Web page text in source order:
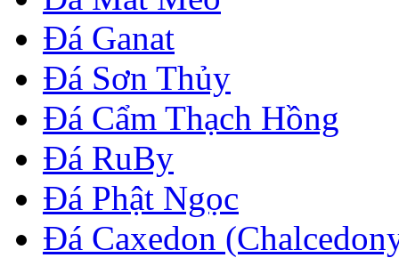
Đá Ganat
Đá Sơn Thủy
Đá Cẩm Thạch Hồng
Đá RuBy
Đá Phật Ngọc
Đá Caxedon